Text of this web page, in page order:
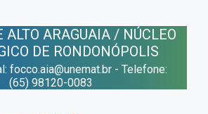
ALTO ARAGUAIA / NÚCLEO
DE RONDONÓPOLIS
focco.aia@unemat.br - Telefone:
(65) 98120-0083